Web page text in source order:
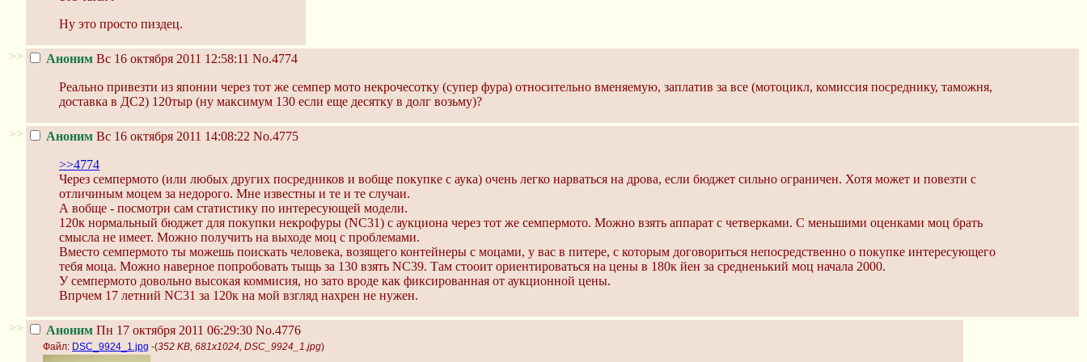
Ну это просто пиздец.
>> Аноним Вс 16 октября 2011 12:58:11 No.4774
Реально привезти из японии через тот же семпер мото некрочесотку (супер фура) относительно вменяемую, заплатив за все (мотоцикл, комиссия посреднику, таможня,
доставка в ДС2) 120тыр (ну максимум 130 если еще десятку в долг возьму)?
>> Аноним Вс 16 октября 2011 14:08:22 No.4775
>>4774
Через семпермото (или любых других посредников и вобще покупке с аука) очень легко нарваться на дрова, если бюджет сильно ограничен. Хотя может и повезти с
отличиным моцем за недорого. Мне известны и те и те случаи.
А вобще - посмотри сам статистику по интересующей модели.
120к нормальный бюджет для покупки некрофуры (NC31) с аукциона через тот же семпермото. Можно взять аппарат с четверками. С меньшими оценками моц брать
смысла не имеет. Можно получить на выходе моц с проблемами.
Вместо семпермото ты можешь поискать человека, возящего контейнеры с моцами, у вас в питере, с которым договориться непосредственно о покупке интересующего
тебя моца. Можно наверное попробовать тыщь за 130 взять NC39. Там стооит ориентироваться на цены в 180к йен за средненький моц начала 2000.
У семпермото довольно высокая коммисия, но зато вроде как фиксированная от аукционной цены.
Впрчем 17 летний NC31 за 120к на мой взгляд нахрен не нужен.
>> Аноним Пн 17 октября 2011 06:29:30 No.4776
Файл: DSC_9924_1.jpg -(352 KB, 681x1024, DSC_9924_1.jpg)